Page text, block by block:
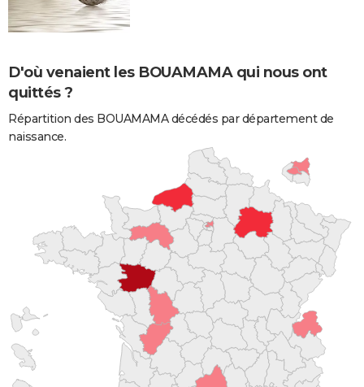
D'où venaient les BOUAMAMA qui nous ont
quittés ?
Répartition des BOUAMAMA décédés par département de
naissance.